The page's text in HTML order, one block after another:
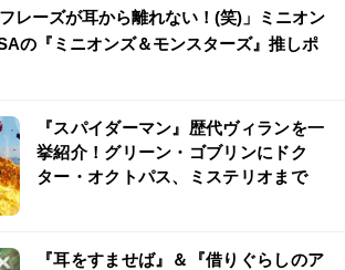
レーズが耳から離れない！(笑)」ミニオン
の『ミニオンズ＆モンスターズ』推しポ
『スパイダーマン』歴代ヴィランを一
挙紹介！グリーン・ゴブリンにドク
ター・オクトパス、ミステリオまで
『耳をすませば』＆『借りぐらしのア